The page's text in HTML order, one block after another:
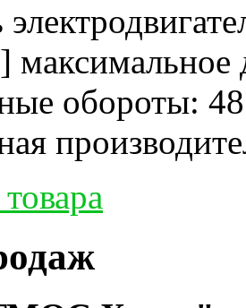
максимальное
обороты: